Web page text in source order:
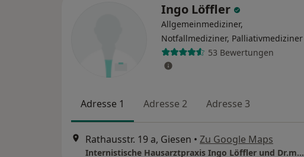
Ingo Löffler
Allgemeinmediziner,
Notfallmediziner, Palliativmediziner
53 Bewertungen
Adresse 1 Adresse 2 Adresse 3
Rathausstr. 19 a, Giesen • Zu Google Maps
Internistische Hausarztpraxis Ingo Löffler und Dr.med. Stefan Gerdes